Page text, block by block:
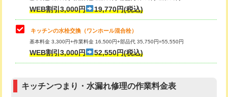
給水管工事※（塩ビ管（VP・HI）使
用（追加）/3ｍ超え)
給水管工事※（ライニング鋼管・銅
管・ポリ管・HT管使用/3ｍまで)
44,000円
管・ポリ管・HT管使用/3ｍ超え)
理・調整・分解・加工など（重作業）
お風呂タンク脱着
その他部品の脱着
WEB割引3,000円 19,770円(税込)
キッチンの水栓交換（ワンホール混合栓）
基本料金 3,300円+作業料金 16,500円+部品代 35,750円=55,550円
WEB割引3,000円 52,550円(税込)
キッチンつまり・水漏れ修理の作業料金表